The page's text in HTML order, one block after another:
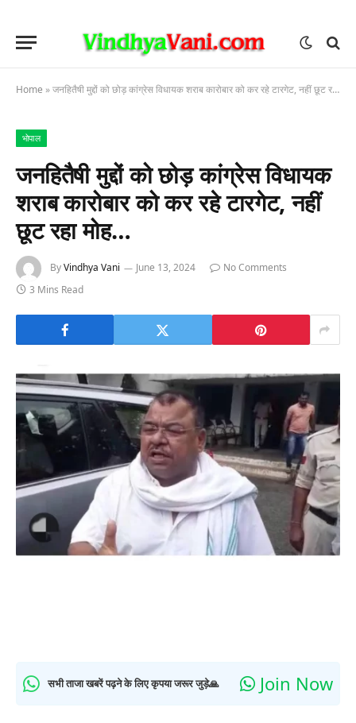
Home »जनहितैषी मुद्दों को छोड़ कांग्रेस विधायक शराब कारोबार को कर रहे टारगेट, नहीं छूट रहा मोह…
भोपाल
जनहितैषी मुद्दों को छोड़ कांग्रेस विधायक
शराब कारोबार को कर रहे टारगेट, नहीं
छूट रहा मोह…
ByVindhya Vani June 13, 2024
No Comments
3 Mins Read
सभी ताजा खबरें पढ़ने के लिए कृपया जरूर जुड़े🙏 Join Now